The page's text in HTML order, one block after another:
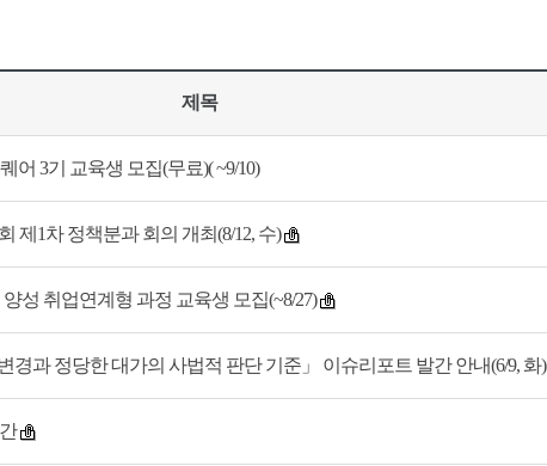
제목
어 3기 교육생 모집(무료)( ~9/10)
제1차 정책분과 회의 개최(8/12, 수)
성 취업연계형 과정 교육생 모집(~8/27)
경과 정당한 대가의 사법적 판단 기준」 이슈리포트 발간 안내(6/9, 화)